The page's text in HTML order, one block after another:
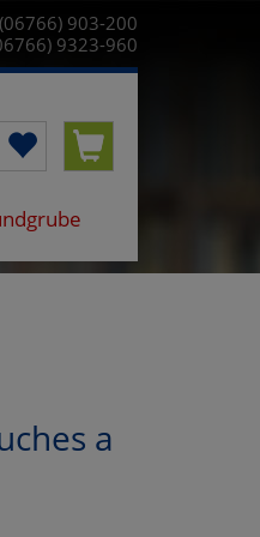
903-200
9323-960
a